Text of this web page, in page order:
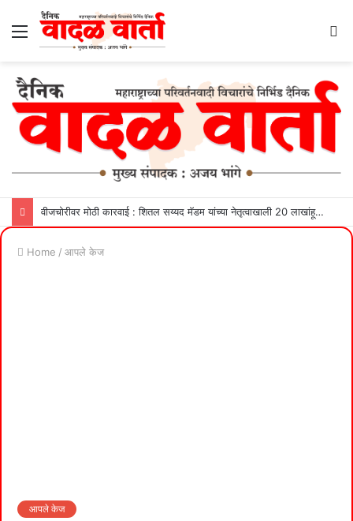
Menu
वीजचोरीवर मोठी कारवाई : शितल सय्यद मॅडम यांच्या नेतृत्वाखाली 20 लाखांहून अधिक महसूल वसूल
Home / आपले केज
आपले केज